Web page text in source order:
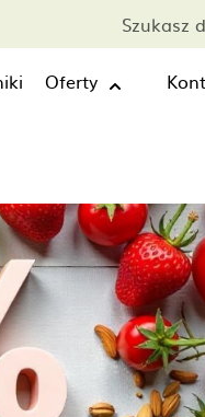
Szukasz
Oferty